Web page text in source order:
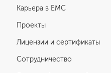
Карьера в ЕМС
Проекты
Лицензии и сертификаты
Сотрудничество